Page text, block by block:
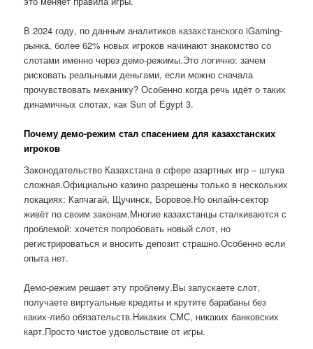
В 2024 году, по данным аналитиков казахстанского iGaming-
рынка, более 62% новых игроков начинают знакомство со
слотами именно через демо-режимы.Это логично: зачем
рисковать реальными деньгами, если можно сначала
прочувствовать механику? Особенно когда речь идёт о таких
динамичных слотах, как Sun of Egypt 3.
Почему демо-режим стал спасением для казахстанских
игроков
Законодательство Казахстана в сфере азартных игр – штука
сложная.Официально казино разрешены только в нескольких
локациях: Капчагай, Щучинск, Боровое.Но онлайн-сектор
живёт по своим законам.Многие казахстанцы сталкиваются с
проблемой: хочется попробовать новый слот, но
регистрироваться и вносить депозит страшно.Особенно если
опыта нет.
Демо-режим решает эту проблему.Вы запускаете слот,
получаете виртуальные кредиты и крутите барабаны без
каких-либо обязательств.Никаких СМС, никаких банковских
карт.Просто чистое удовольствие от игры.